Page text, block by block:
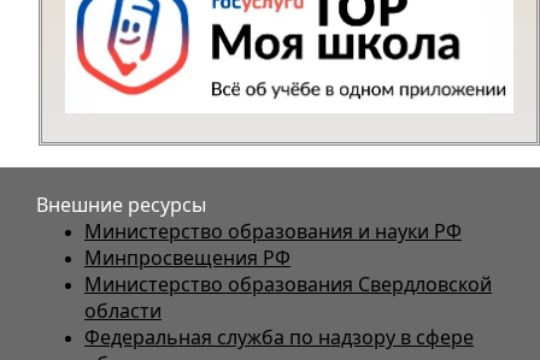
Внешние ресурсы
Министерство образования и науки РФ
Минпросвещения РФ
Министерство образования Свердловской
области
Федеральная служба по надзору в сфере